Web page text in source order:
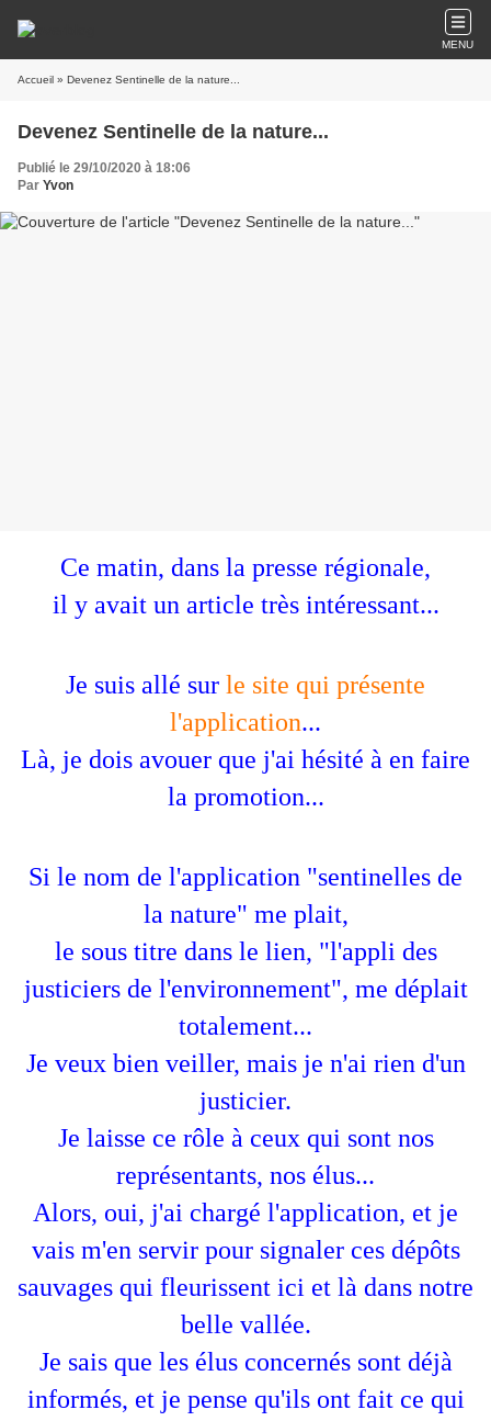
MENU
Accueil » Devenez Sentinelle de la nature...
Devenez Sentinelle de la nature...
Publié le 29/10/2020 à 18:06
Par Yvon
Ce matin, dans la presse régionale,
il y avait un article très intéressant...
Je suis allé sur le site qui présente
l'application...
Là, je dois avouer que j'ai hésité à en faire
la promotion...
Si le nom de l'application "sentinelles de
la nature" me plait,
le sous titre dans le lien, "l'appli des
justiciers de l'environnement", me déplait
totalement...
Je veux bien veiller, mais je n'ai rien d'un
justicier.
Je laisse ce rôle à ceux qui sont nos
représentants, nos élus...
Alors, oui, j'ai chargé l'application, et je
vais m'en servir pour signaler ces dépôts
sauvages qui fleurissent ici et là dans notre
belle vallée.
Je sais que les élus concernés sont déjà
informés, et je pense qu'ils ont fait ce qui